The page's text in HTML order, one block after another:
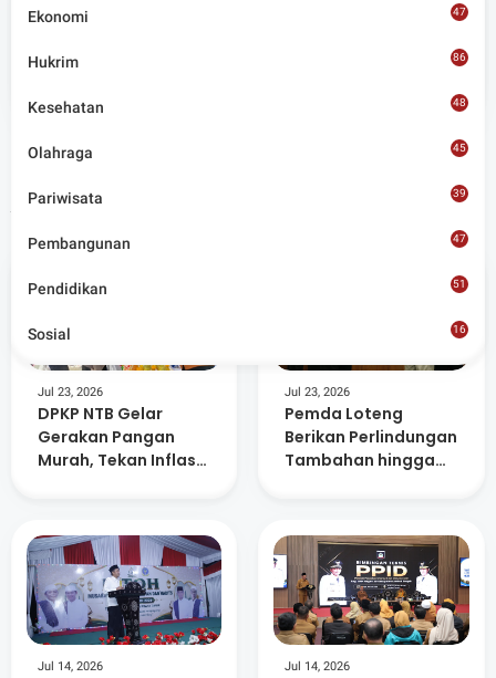
merangkum ragam peristiwa pendidikan, sosial,
Artikel Terkait
Jul 23, 2026
DPKP NTB Gelar
Gerakan Pangan
Murah, Tekan Inflasi
Jul 23, 2026
Pemda Loteng
Berikan Perlindungan
Tambahan hingga
Jul 14, 2026 Jul 14, 2026
Ekonomi 47
Hukrim 86
Kesehatan 48
Olahraga 45
Pariwisata 39
Pembangunan 47
Pendidikan 51
Sosial
16